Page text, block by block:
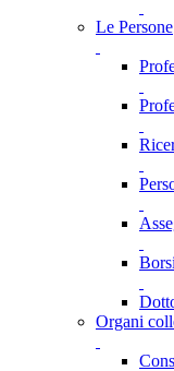
Le Persone
Organi